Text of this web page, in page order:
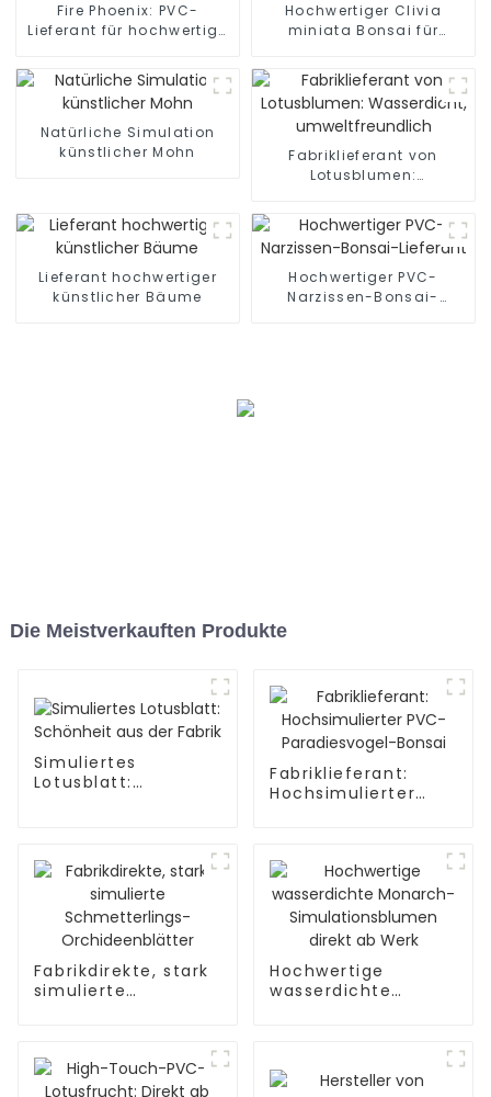
Fire Phoenix: PVC-
Lieferant für hochwertige
Hochwertiger Clivia
miniata Bonsai für
Natürliche Simulation
künstlicher Mohn
Fabriklieferant von
Lotusblumen:
umweltfreundlich
Lieferant hochwertiger
künstlicher Bäume
Hochwertiger PVC-
Narzissen-Bonsai-
Die Meistverkauften Produkte
Simuliertes
Lotusblatt:
Fabriklieferant:
Hochsimulierter
Fabrikdirekte, stark
simulierte
Hochwertige
wasserdichte